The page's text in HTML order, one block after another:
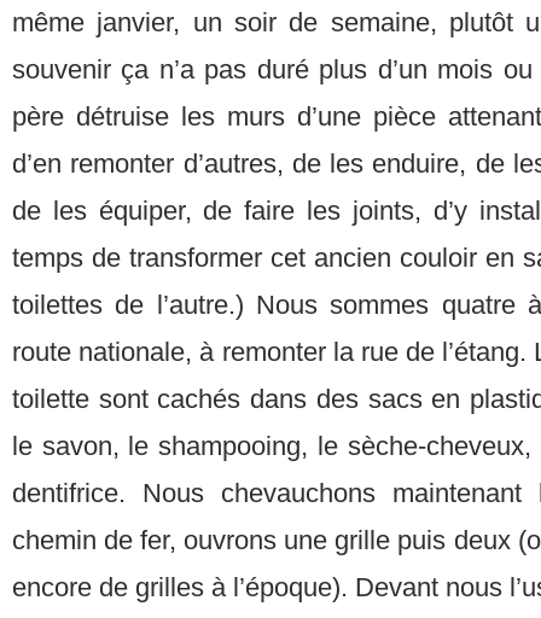
même janvier, un soir de semaine, plutôt
souvenir ça n’a pas duré plus d’un mois
père détruise les murs d’une pièce
d’en remonter d’autres, de les enduire, de
de les équiper, de faire les joints, d’y
temps de transformer cet ancien couloir en
toilettes de l’autre.) Nous sommes
route nationale, à remonter la rue de
toilette sont cachés dans des sacs en
le savon, le shampooing, le sèche-
dentifrice. Nous chevauchons
chemin de fer, ouvrons une grille puis deux
encore de grilles à l’époque). Devant nous